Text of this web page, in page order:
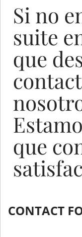
Si no
suite
que
que
CONTACT